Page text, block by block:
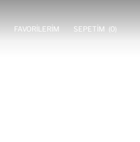
FAVORILERIM SEPETIM (0)